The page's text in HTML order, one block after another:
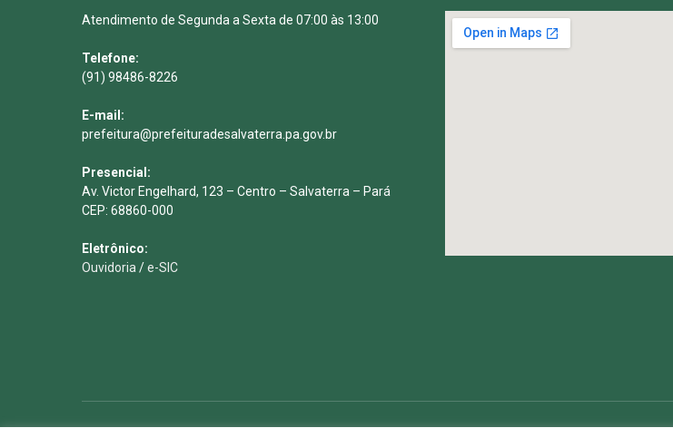
Atendimento de Segunda a Sexta de 07:00 às 13:00
Telefone:
(91) 98486-8226
E-mail:
prefeitura@prefeituradesalvaterra.pa.gov.br
Presencial:
Av. Victor Engelhard, 123 – Centro – Salvaterra – Pará
CEP: 68860-000
Eletrônico:
Ouvidoria /e-SIC